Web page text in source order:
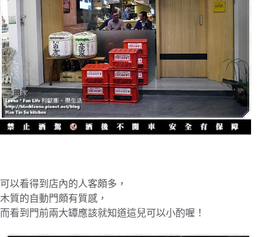
可以看得到店內的人客頗多，
木質的自動門頗有質感，
而看到門前兩大罈應該就知道這兒可以小酌喔！